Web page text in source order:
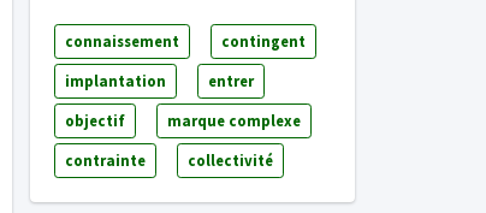
connaissement contingent
implantation entrer
objectif marque complexe
contrainte collectivité